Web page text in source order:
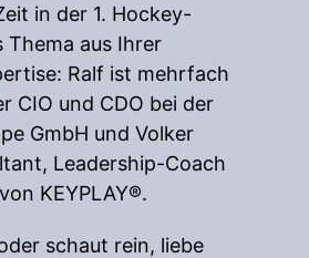
in der 1. Hockey-
Thema aus Ihrer
Ralf ist mehrfach
CIO und CDO bei der
GmbH und Volker
Leadership-Coach
KEYPLAY®.
schaut rein, liebe